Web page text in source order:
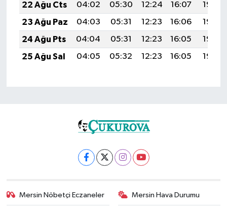
22 Ağu Cts
04:02 05:30 12:24 16:07
19:08
23 Ağu Paz
04:03 05:31 12:23 16:06
19:06
24 Ağu Pts
04:04 05:31 12:23 16:05
19:05
25 Ağu Sal
04:05 05:32 12:23 16:05 19:03
Mersin Nöbetçi Eczaneler Mersin Hava Durumu